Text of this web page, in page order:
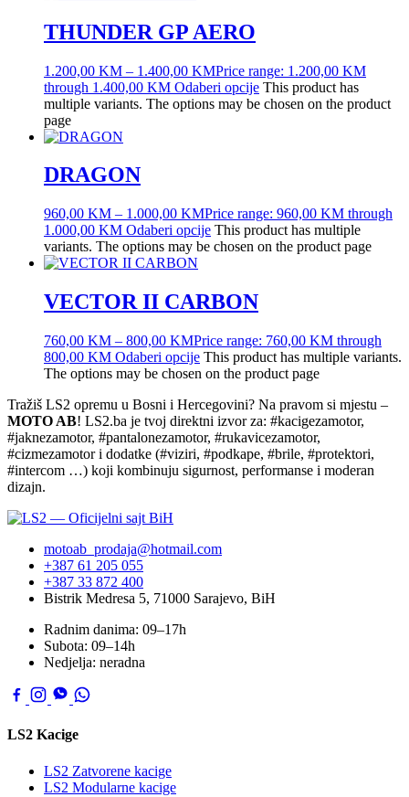
THUNDER GP AERO
1.200,00 KM – 1.400,00 KMPrice range: 1.200,00 KM
through 1.400,00 KM Odaberi opcije This product has
multiple variants. The options may be chosen on the product
page
DRAGON
960,00 KM – 1.000,00 KMPrice range: 960,00 KM through
1.000,00 KM Odaberi opcije This product has multiple
variants. The options may be chosen on the product page
VECTOR II CARBON
760,00 KM – 800,00 KMPrice range: 760,00 KM through
800,00 KM Odaberi opcije This product has multiple variants.
The options may be chosen on the product page
Tražiš LS2 opremu u Bosni i Hercegovini? Na pravom si mjestu –
MOTO AB! LS2.ba je tvoj direktni izvor za: #kacigezamotor,
#jaknezamotor, #pantalonezamotor, #rukavicezamotor,
#cizmezamotor i dodatke (#viziri, #podkape, #brile, #protektori,
#intercom …) koji kombinuju sigurnost, performanse i moderan
dizajn.
motoab_prodaja@hotmail.com
+387 61 205 055
+387 33 872 400
Bistrik Medresa 5, 71000 Sarajevo, BiH
Radnim danima: 09–17h
Subota: 09–14h
Nedjelja: neradna
LS2 Kacige
LS2 Zatvorene kacige
LS2 Modularne kacige